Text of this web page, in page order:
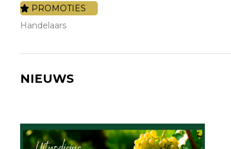
PROMOTIES
Handelaars
NIEUWS